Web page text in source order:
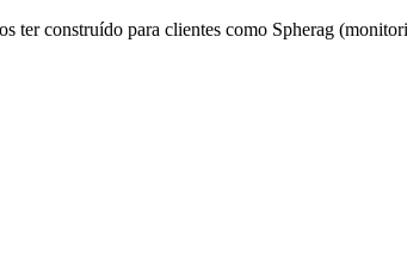
ter construído para clientes como Spherag